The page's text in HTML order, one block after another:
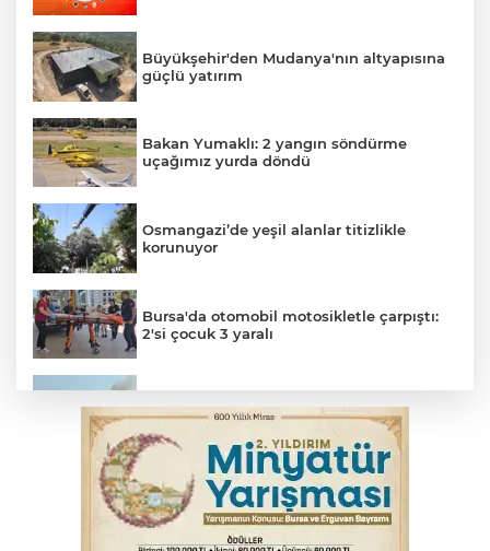
Büyükşehir'den Mudanya'nın altyapısına
güçlü yatırım
Bakan Yumaklı: 2 yangın söndürme
uçağımız yurda döndü
Osmangazi’de yeşil alanlar titizlikle
korunuyor
Bursa'da otomobil motosikletle çarpıştı:
2'si çocuk 3 yaralı
Bursa'da tavuk çiftliğinde yangın
Bursa'da alkollü sürücü mahalleyi savaş
alanına çevirdi